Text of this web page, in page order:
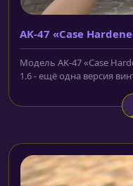
AK-47 «Case
Модель AK-47 «Case
1.6 - ещё одна версия